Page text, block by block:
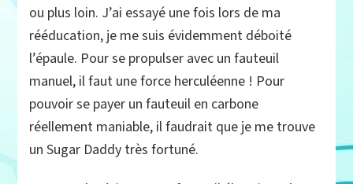
ou plus loin. J’ai essayé une fois lors de ma
rééducation, je me suis évidemment déboité
l’épaule. Pour se propulser avec un fauteuil
manuel, il faut une force herculéenne ! Pour
pouvoir se payer un fauteuil en carbone
réellement maniable, il faudrait que je me trouve
un Sugar Daddy très fortuné.